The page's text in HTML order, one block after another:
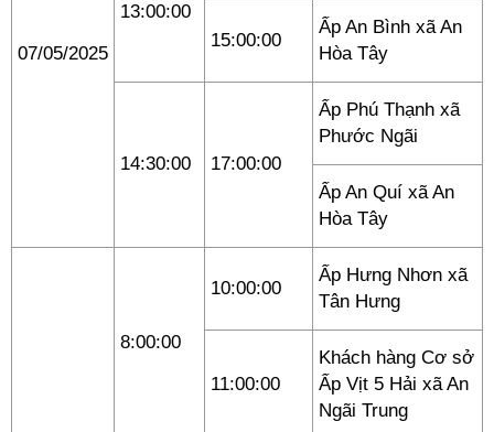
07/05/2025
13:00:00
15:00:00
Ấp An Bình xã An
Hòa Tây
14:30:00 17:00:00
Ấp Phú Thạnh xã
Phước Ngãi
Ấp An Quí xã An
Hòa Tây
8:00:00
10:00:00
Ấp Hưng Nhơn xã
Tân Hưng
11:00:00
Khách hàng Cơ sở
Ấp Vịt 5 Hải xã An
Ngãi Trung